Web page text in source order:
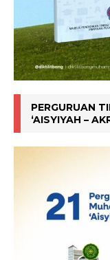
PERGURUAN
‘AISYIYAH –